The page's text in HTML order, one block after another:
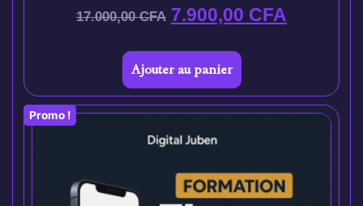
17.000,00CFA 7.900,00 CFA
Ajouter au panier
Promo !